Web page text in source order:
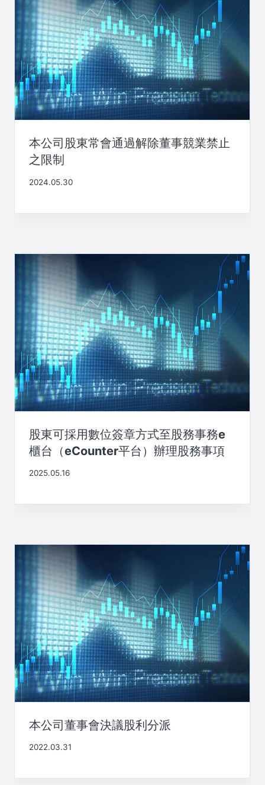
本公司股東常會通過解除董事競業禁止
之限制
2024.05.30
股東可採用數位簽章方式至股務事務e
櫃台（eCounter平台）辦理股務事項
2025.05.16
本公司董事會決議股利分派
2022.03.31